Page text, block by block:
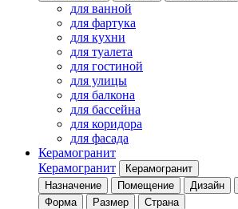
для ванной
для фартука
для кухни
для туалета
для гостиной
для улицы
для балкона
для бассейна
для коридора
для фасада
Керамогранит
Керамогранит
Керамогранит
Назначение
Помещение Дизайн
Форма
Размер Страна